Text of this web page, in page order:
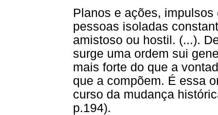
Planos e ações,
pessoas isoladas
amistoso ou hostil. (...).
surge uma ordem sui
mais forte do que a
que a compõem. É essa
curso da mudança
p.194).